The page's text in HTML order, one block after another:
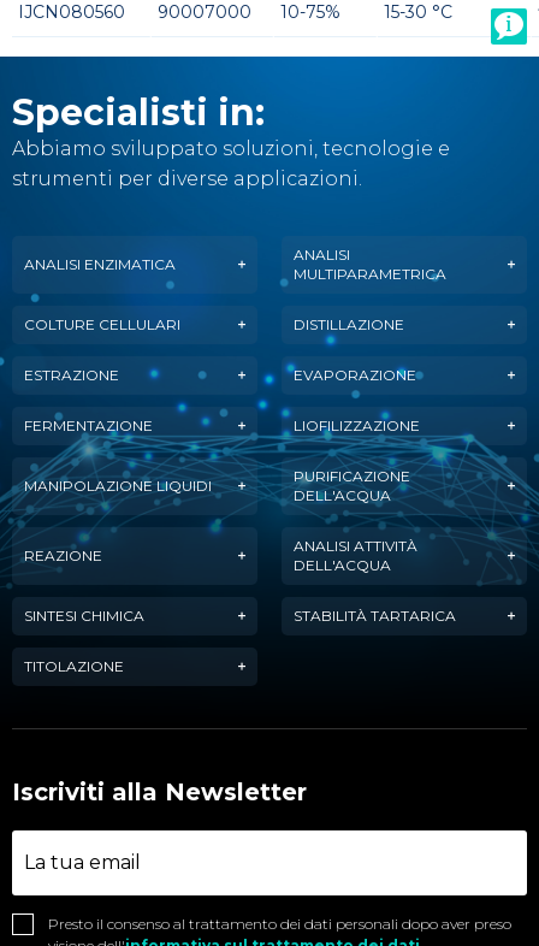
IJCN080560 90007000 10-75% 15-30 °C
Specialisti in:
Abbiamo sviluppato soluzioni, tecnologie e
strumenti per diverse applicazioni.
ANALISI ENZIMATICA
ANALISI
MULTIPARAMETRICA
COLTURE CELLULARI DISTILLAZIONE
ESTRAZIONE EVAPORAZIONE
FERMENTAZIONE LIOFILIZZAZIONE
MANIPOLAZIONE LIQUIDI
PURIFICAZIONE
DELL'ACQUA
REAZIONE
ANALISI ATTIVITÀ
DELL'ACQUA
SINTESI CHIMICA STABILITÀ TARTARICA
TITOLAZIONE
Iscriviti alla Newsletter
Presto il consenso al trattamento dei dati personali dopo aver preso